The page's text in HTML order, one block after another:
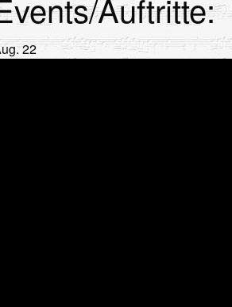
Auftritte:
22